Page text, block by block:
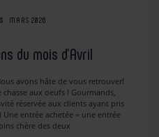
MARS 2026
du mois d’Avril
avons hâte de vous retrouver!
chasse aux oeufs ! Gourmands,
réservée aux clients ayant pris
entrée achetée = une entrée
chère des deux